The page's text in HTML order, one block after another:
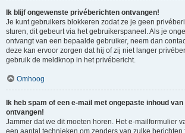
Ik blijf ongewenste privéberichten ontvangen!
Je kunt gebruikers blokkeren zodat ze je geen
sturen, dit gebeurt via het gebruikerspaneel. Als je
ontvangt van een bepaalde gebruiker, neem dan
deze kan ervoor zorgen dat hij of zij niet langer
gebruik de meldknop in het privébericht.
Omhoog
Ik heb spam of een e-mail met ongepaste inhoud
ontvangen!
Jammer dat we dit moeten horen. Het e-mailformulier
een aantal technieken om zenders van zulke berichten